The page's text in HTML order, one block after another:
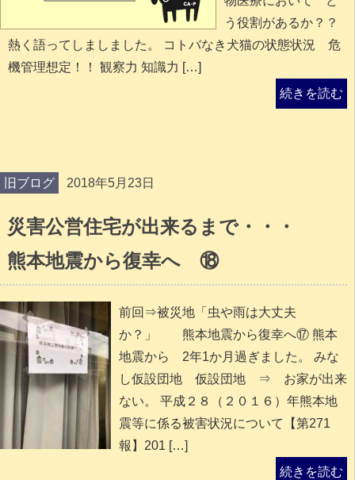
う役割があるか？？
熱く語ってしましました。 コトバなき犬猫の状態状況 危
機管理想定！！ 観察力 知識力 […]
続きを読む
旧ブログ 2018年5月23日
災害公営住宅が出来るまで・・・
熊本地震から復幸へ ⑱
前回⇒被災地「虫や雨は大丈夫
か？」 熊本地震から復幸へ⑰ 熊本
地震から 2年1か月過ぎました。 みな
し仮設団地 仮設団地 ⇒ お家が出来
ない。 平成２８（２０１６）年熊本地
震等に係る被害状況について【第271
報】201 […]
続きを読む